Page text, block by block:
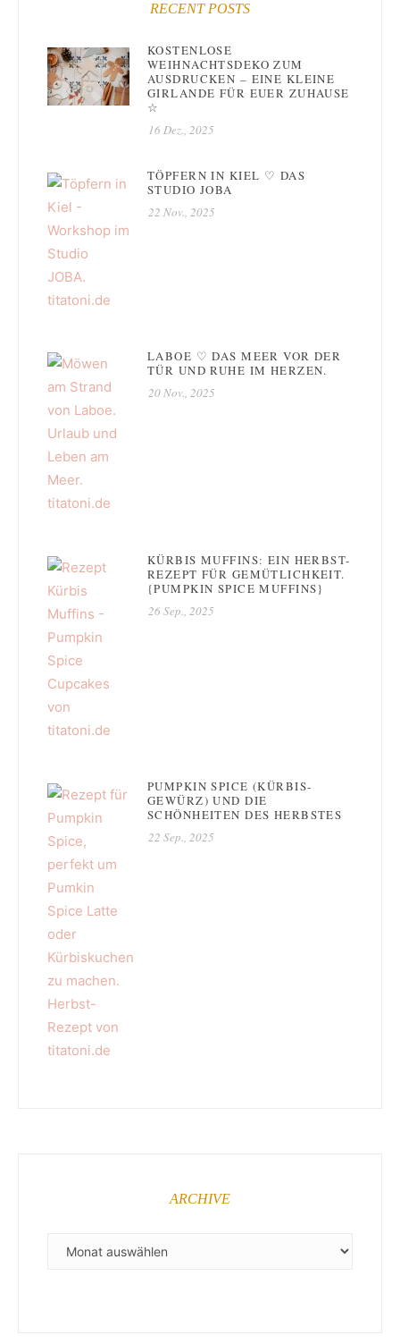
RECENT POSTS
KOSTENLOSE
WEIHNACHTSDEKO ZUM
AUSDRUCKEN – EINE KLEINE
GIRLANDE FÜR EUER ZUHAUSE
☆
16 Dez., 2025
TÖPFERN IN KIEL ♡ DAS
STUDIO JOBA
22 Nov., 2025
LABOE ♡ DAS MEER VOR DER
TÜR UND RUHE IM HERZEN.
20 Nov., 2025
KÜRBIS MUFFINS: EIN HERBST-
REZEPT FÜR GEMÜTLICHKEIT.
{PUMPKIN SPICE MUFFINS}
26 Sep., 2025
PUMPKIN SPICE (KÜRBIS-
GEWÜRZ) UND DIE
SCHÖNHEITEN DES HERBSTES
22 Sep., 2025
ARCHIVE
ARCHIVE